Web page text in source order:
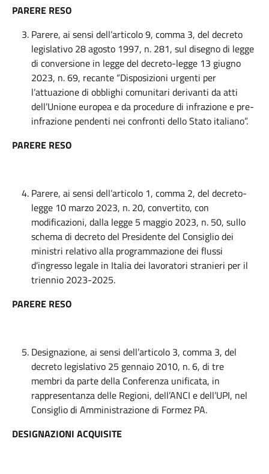
PARERE RESO
Parere, ai sensi dell’articolo 9, comma 3, del decreto
legislativo 28 agosto 1997, n. 281, sul disegno di legge
di conversione in legge del decreto-legge 13 giugno
2023, n. 69, recante “Disposizioni urgenti per
l’attuazione di obblighi comunitari derivanti da atti
dell’Unione europea e da procedure di infrazione e pre-
infrazione pendenti nei confronti dello Stato italiano”.
PARERE RESO
Parere, ai sensi dell’articolo 1, comma 2, del decreto-
legge 10 marzo 2023, n. 20, convertito, con
modificazioni, dalla legge 5 maggio 2023, n. 50, sullo
schema di decreto del Presidente del Consiglio dei
ministri relativo alla programmazione dei flussi
d’ingresso legale in Italia dei lavoratori stranieri per il
triennio 2023-2025.
PARERE RESO
Designazione, ai sensi dell’articolo 3, comma 3, del
decreto legislativo 25 gennaio 2010, n. 6, di tre
membri da parte della Conferenza unificata, in
rappresentanza delle Regioni, dell’ANCI e dell’UPI, nel
Consiglio di Amministrazione di Formez PA.
DESIGNAZIONI ACQUISITE